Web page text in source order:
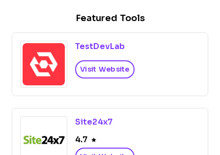
Featured Tools
TestDevLab
Visit Website
Site24x7
4.7